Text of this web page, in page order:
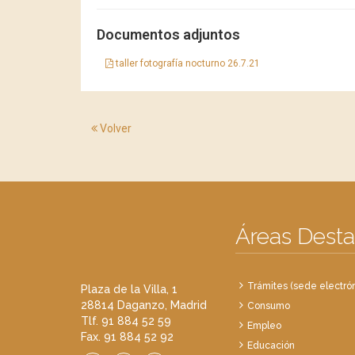
Documentos adjuntos
taller fotografía nocturno 26.7.21
Volver
Áreas
Trámites (sede
Consumo
Empleo
Educación
Plaza de la Villa, 1
28814 Daganzo, Madrid
Tlf. 91 884 52 59
Fax. 91 884 52 92